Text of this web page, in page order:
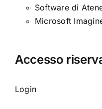
Software di
Microsoft
Accesso
Login